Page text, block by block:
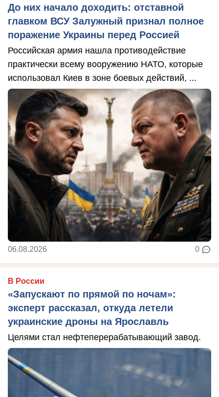
До них начало доходить: отставной
главком ВСУ Залужный признал полное
поражение Украины перед Россией
Российская армия нашла противодействие
практически всему вооружению НАТО, которые
использовал Киев в зоне боевых действий, ...
06.08.2026 0
В России
«Запускают по прямой по ночам»:
эксперт рассказал, откуда летели
украинские дроны на Ярославль
Целями стал нефтеперерабатывающий завод.